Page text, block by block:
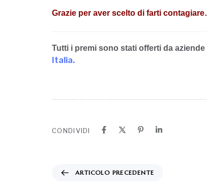
Grazie per aver scelto di farti
Tutti i premi sono stati offerti da aziende
Italia.
CONDIVIDI
ARTICOLO PRECEDENTE